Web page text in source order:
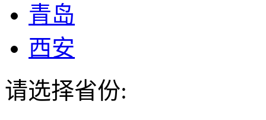
青岛
西安
请选择省份: